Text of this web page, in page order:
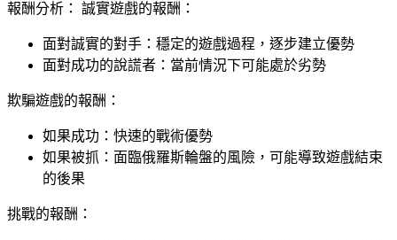
報酬分析： 誠實遊戲的報酬：
面對誠實的對手：穩定的遊戲過程，逐步建立優勢
面對成功的說謊者：當前情況下可能處於劣勢
欺騙遊戲的報酬：
如果成功：快速的戰術優勢
如果被抓：面臨俄羅斯輪盤的風險，可能導致遊戲結束
的後果
挑戰的報酬：